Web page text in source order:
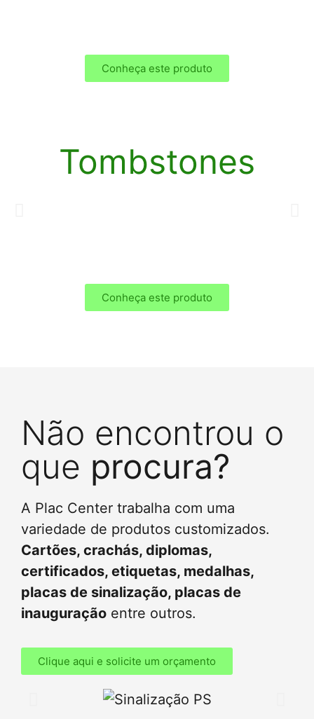
Conheça este produto
Tombstones
Conheça este produto
Não encontrou o
que procura?
A Plac Center trabalha com uma
variedade de produtos customizados.
Cartões, crachás, diplomas,
certificados, etiquetas, medalhas,
placas de sinalização, placas de
inauguração entre outros.
Clique aqui e solicite um orçamento